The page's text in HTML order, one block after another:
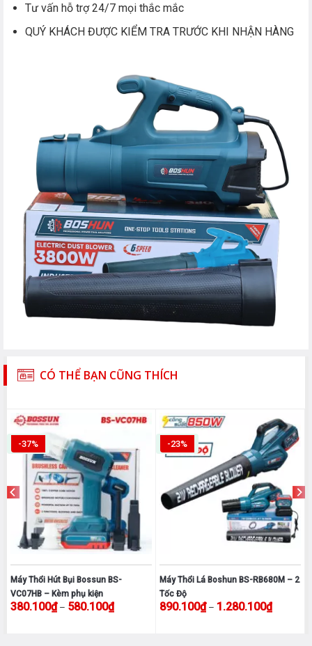
Tư vấn hỗ trợ 24/7 mọi thắc mắc
QUÝ KHÁCH ĐƯỢC KIỂM TRA TRƯỚC KHI NHẬN HÀNG
CÓ THỂ BẠN CŨNG THÍCH
-37%
Máy Thổi Hút Bụi Bossun BS-
VC07HB – Kèm phụ kiện
380.100₫ – 580.100₫Khoảng giá: từ 380.100₫ đến 580.100₫
-23%
Máy Thổi Lá Boshun BS-RB680M – 2
Tốc Độ
890.100₫ – 1.280.100₫Khoảng
giá: từ 2.327.100₫ đến 2.909.100₫